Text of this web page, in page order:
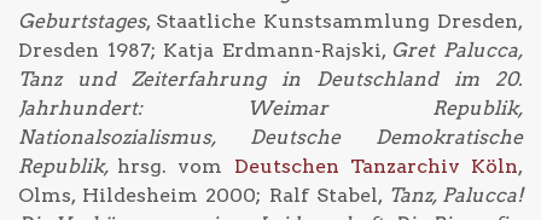
Geburtstages, Staatliche Kunstsammlung Dresden,
Dresden 1987; Katja Erdmann-Rajski, Gret Palucca,
Tanz und Zeiterfahrung in Deutschland im 20.
Jahrhundert: Weimar Republik,
Nationalsozialismus, Deutsche Demokratische
Republik, hrsg. vom Deutschen Tanzarchiv Köln,
Olms, Hildesheim 2000; Ralf Stabel, Tanz, Palucca!